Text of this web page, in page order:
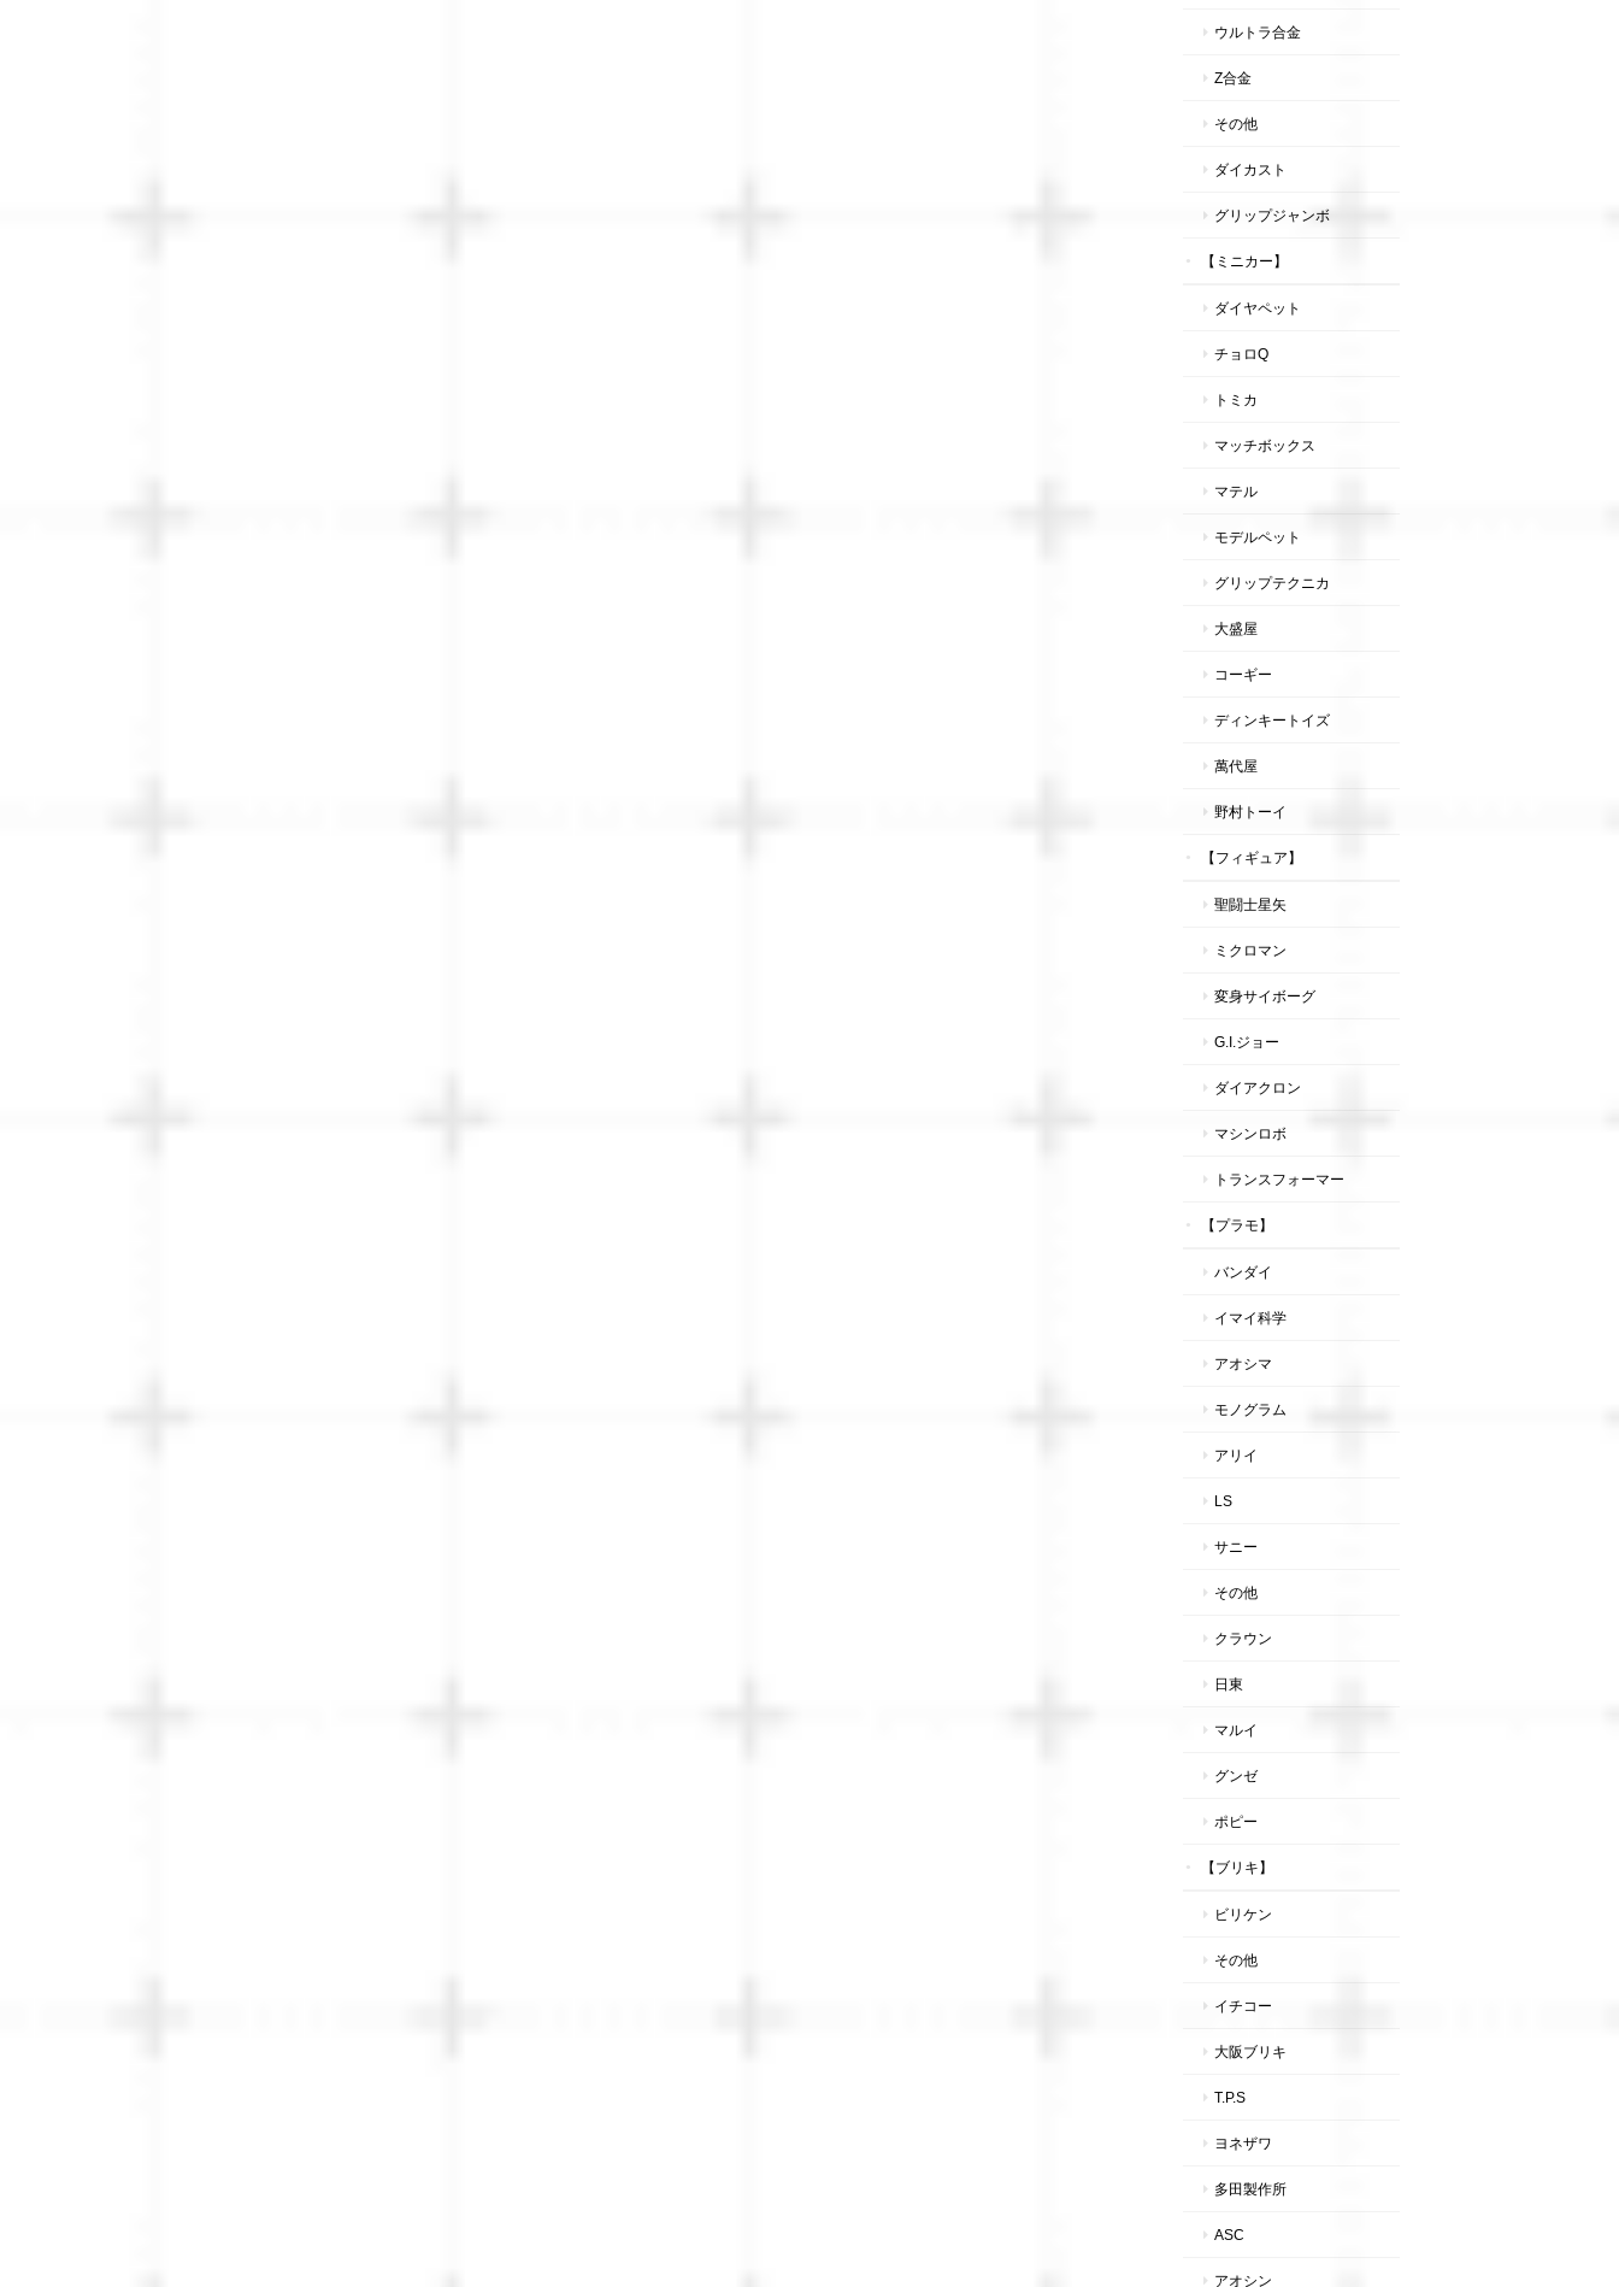
ウルトラ合金
Z合金
その他
ダイカスト
グリップジャンボ
【ミニカー】
ダイヤペット
チョロQ
トミカ
マッチボックス
マテル
モデルペット
グリップテクニカ
大盛屋
コーギー
ディンキートイズ
萬代屋
野村トーイ
【フィギュア】
聖闘士星矢
ミクロマン
変身サイボーグ
G.I.ジョー
ダイアクロン
マシンロボ
トランスフォーマー
【プラモ】
バンダイ
イマイ科学
アオシマ
モノグラム
アリイ
LS
サニー
その他
クラウン
日東
マルイ
グンゼ
ポピー
【ブリキ】
ビリケン
その他
イチコー
大阪ブリキ
T.P.S
ヨネザワ
多田製作所
ASC
アオシン